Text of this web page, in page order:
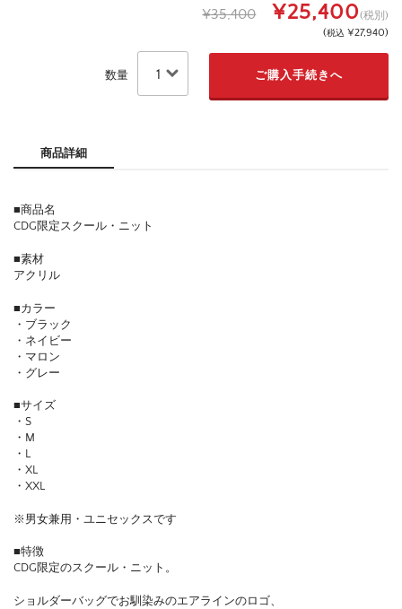
¥35,400 ¥25,400(税別)
(税込 ¥27,940)
数量
商品詳細
■商品名
CDG限定スクール・ニット
■素材
アクリル
■カラー
・ブラック
・ネイビー
・マロン
・グレー
■サイズ
・S
・M
・L
・XL
・XXL
※男女兼用・ユニセックスです
■特徴
CDG限定のスクール・ニット。
ショルダーバッグでお馴染みのエアラインのロゴ、